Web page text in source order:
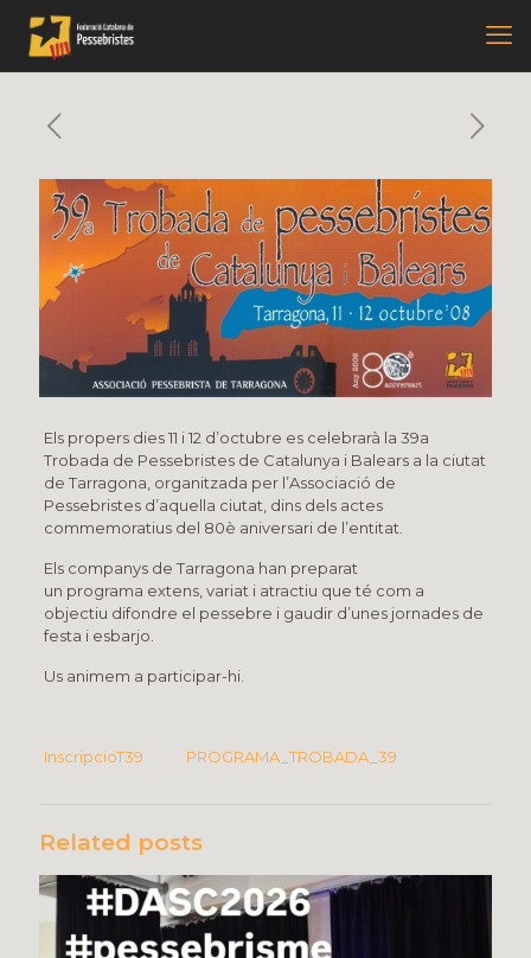
Els propers dies 11 i 12 d’octubre es celebrarà la 39a
Trobada de Pessebristes de Catalunya i Balears a la ciutat
de Tarragona, organitzada per l’Associació de
Pessebristes d’aquella ciutat, dins dels actes
commemoratius del 80è aniversari de l’entitat.
Els companys de Tarragona han preparat
un programa extens, variat i atractiu que té com a
objectiu difondre el pessebre i gaudir d’unes jornades de
festa i esbarjo.
Us animem a participar-hi.
InscripcioT39 PROGRAMA_TROBADA_39
Related posts